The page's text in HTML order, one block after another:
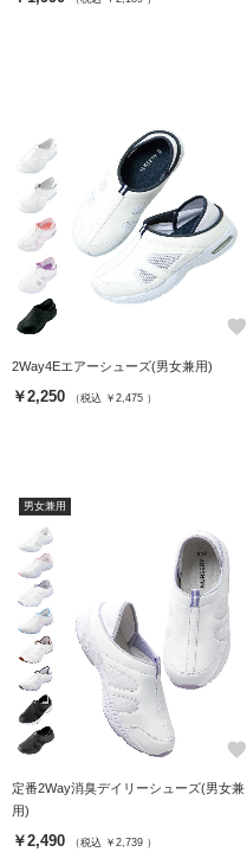
favorite
2Way4Eエアーシューズ(男女兼用)
￥2,250 （税込 ￥2,475 ）
男女兼用
favorite
定番2Way消臭デイリーシューズ(男女兼
用)
￥2,490 （税込 ￥2,739 ）